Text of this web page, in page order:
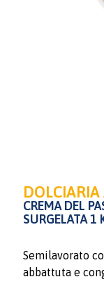
CREMA DEL
SURGELATA 1
Semilavorato
abbattuta e